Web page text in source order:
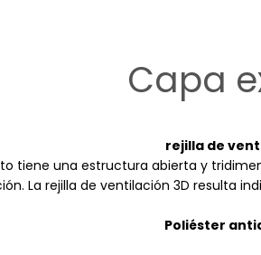
Capa
rejilla de
tiene una estructura abierta y
La rejilla de ventilación 3D resulta
Poliéster